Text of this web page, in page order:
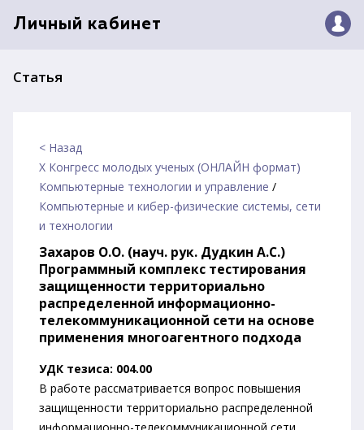
Личный кабинет
Статья
< Назад
X Конгресс молодых ученых (ОНЛАЙН формат)
Компьютерные технологии и управление /
Компьютерные и кибер-физические системы, сети
и технологии
Захаров О.О. (науч. рук. Дудкин А.С.)
Программный комплекс тестирования
защищенности территориально
распределенной информационно-
телекоммуникационной сети на основе
применения многоагентного подхода
УДК тезиса: 004.00
В работе рассматривается вопрос повышения
защищенности территориально распределенной